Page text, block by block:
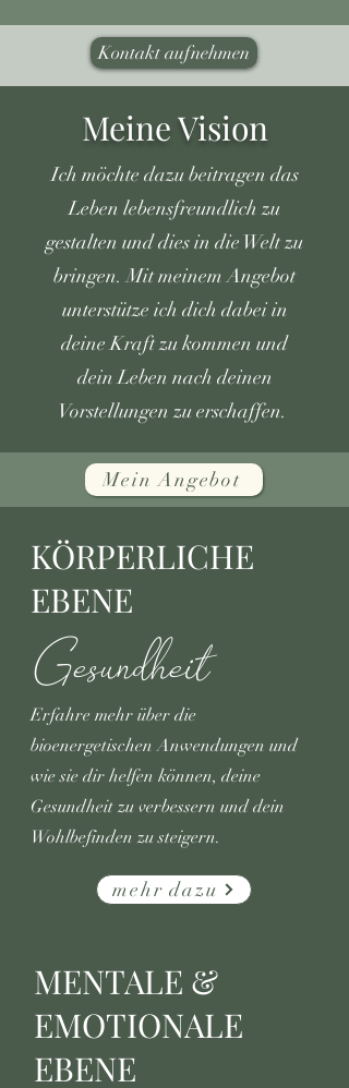
Kontakt aufnehmen
Meine Vision
Ich möchte dazu beitragen das
Leben lebensfreundlich zu
gestalten und dies in die Welt zu
bringen. Mit meinem Angebot
unterstütze ich dich dabei in
deine Kraft zu kommen und
dein Leben nach deinen
Vorstellungen zu erschaffen.
Mein Angebot
KÖRPERLICHE
EBENE
Gesundheit
Erfahre mehr über die
bioenergetischen Anwendungen und
wie sie dir helfen können, deine
Gesundheit zu verbessern und dein
Wohlbefinden zu steigern.
mehr dazu
MENTALE &
EMOTIONALE
EBENE